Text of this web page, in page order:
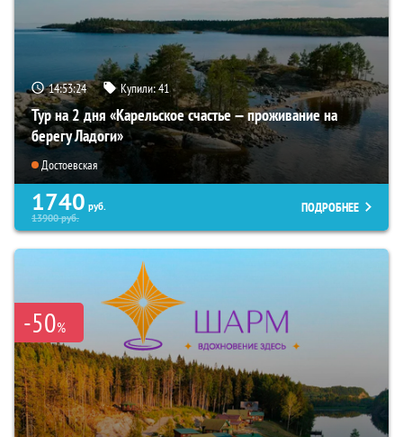
14:53:22 Купили:41
Тур на 2 дня «Карельское счастье — проживание на
берегу Ладоги»
Достоевская
1740 руб.
13900руб.
ПОДРОБНЕЕ
-50%